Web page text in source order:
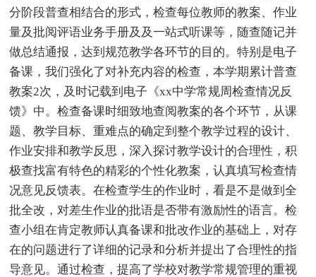
分阶段普查相结合的形式，检查每位教师的教案、作业
量及批阅评语业务手册及及一站式听课等，随查随记并
做总结通报，达到规范教学各环节的目的。特别是电子
备课，我们强化了对补充内容的检查，本学期累计普查
教案2次，及时记载到电子《xx中学常规周检查情况反
馈》中。检查备课时细致地查阅教案的各个环节，从课
题、教学目标、重难点的确定到整个教学过程的设计、
作业安排和教学反思，深入探讨教学设计的合理性，积
极查找富有特色的精彩的个性化教案，认真填写检查情
况意见反馈表。在检查学生的作业时，看是不是做到全
批全改，对差生作业的批语是否带有激励性的语言。检
查小组在肯定教师认真备课和批改作业的基础上，对存
在的问题进行了详细的记录和分析并提出了合理性的指
导意见。通过检查，提高了学校对教学常规管理的重视